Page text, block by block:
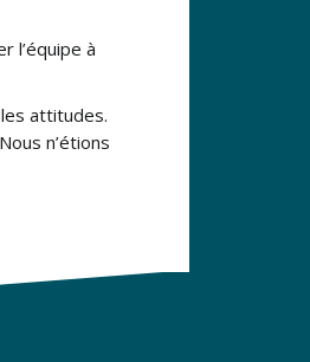
l’équipe à
attitudes.
n’étions